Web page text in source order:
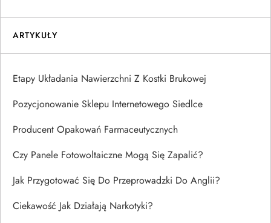
ARTYKUŁY
Etapy Układania Nawierzchni Z Kostki Brukowej
Pozycjonowanie Sklepu Internetowego Siedlce
Producent Opakowań Farmaceutycznych
Czy Panele Fotowoltaiczne Mogą Się Zapalić?
Jak Przygotować Się Do Przeprowadzki Do Anglii?
Ciekawość Jak Działają Narkotyki?